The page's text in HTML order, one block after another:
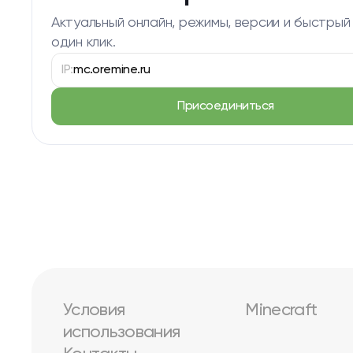
Актуальный онлайн, режимы, версии и быстрый
один клик.
IP:mc.oremine.ru
Присоединиться
Условия
использования
Minecraft